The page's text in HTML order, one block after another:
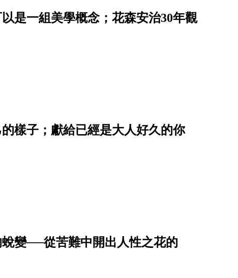
是一組美學概念；花森安治30年觀
樣子；獻給已經是大人好久的你
變──從苦難中開出人性之花的